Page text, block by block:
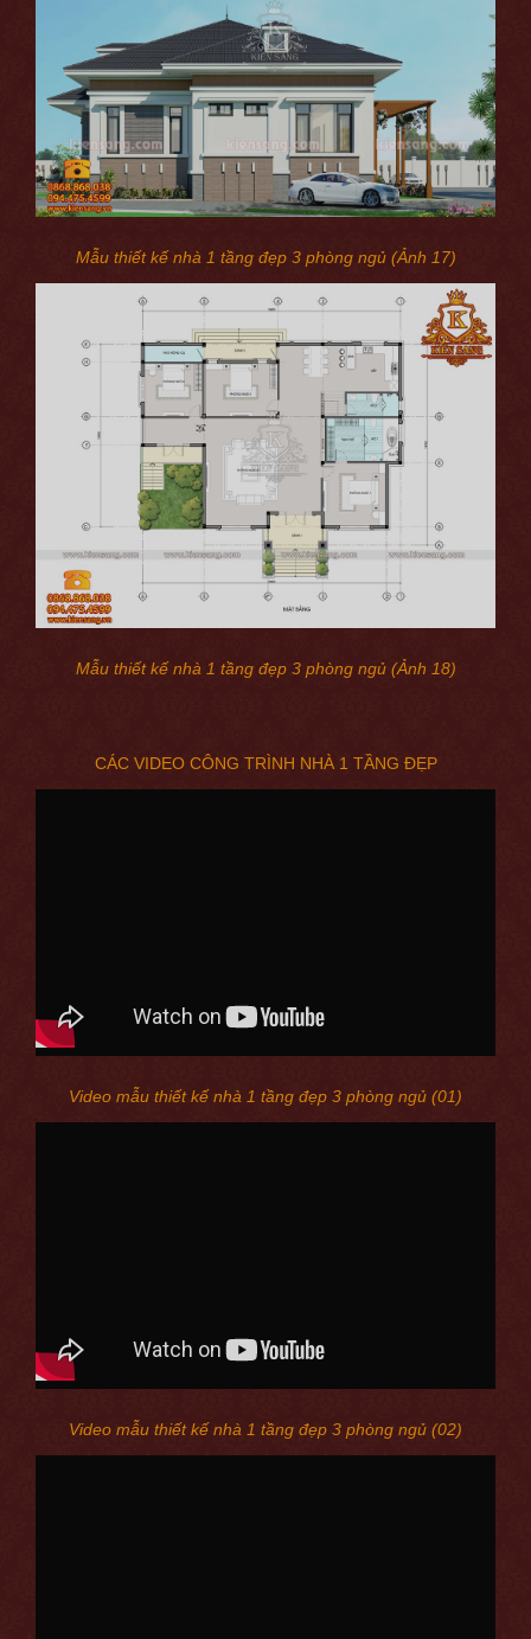
Mẫu thiết kế nhà 1 tầng đẹp 3 phòng ngủ (Ảnh 17)
Mẫu thiết kế nhà 1 tầng đẹp 3 phòng ngủ (Ảnh 18)
CÁC VIDEO CÔNG TRÌNH NHÀ 1 TẦNG ĐẸP
Video mẫu thiết kế nhà 1 tầng đẹp 3 phòng ngủ (01)
Video mẫu thiết kế nhà 1 tầng đẹp 3 phòng ngủ (02)